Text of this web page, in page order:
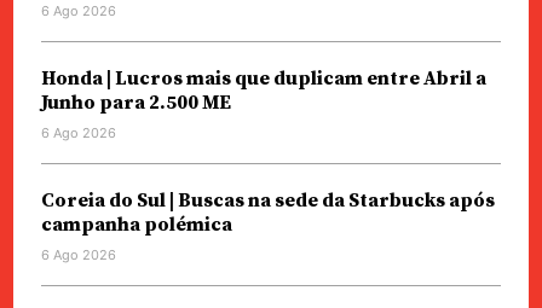
6 Ago 2026
Honda | Lucros mais que duplicam entre Abril a
Junho para 2.500 ME
6 Ago 2026
Coreia do Sul | Buscas na sede da Starbucks após
campanha polémica
6 Ago 2026